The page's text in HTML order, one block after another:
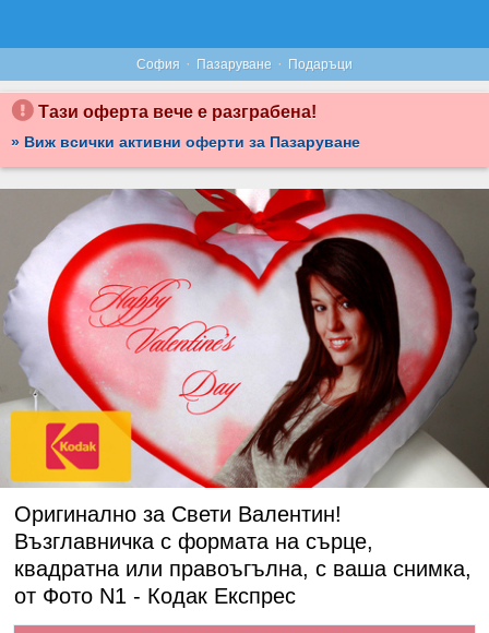
София · Пазаруване · Подаръци
Тази оферта вече е разграбена!
» Виж всички активни оферти за Пазаруване
Оригинално за Свети Валентин!
Възглавничка с формата на сърце,
квадратна или правоъгълна, с ваша снимка,
от Фото N1 - Кодак Експрес